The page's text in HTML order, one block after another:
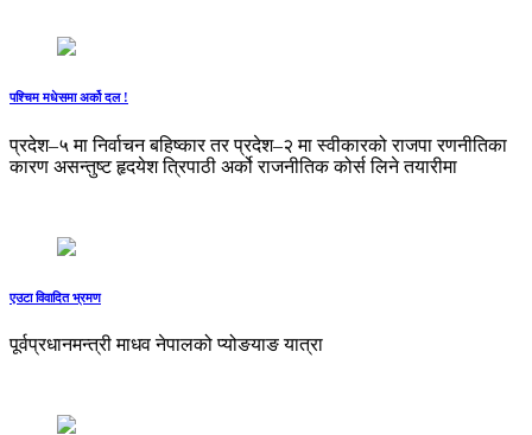
पश्चिम मधेसमा अर्को दल !
प्रदेश–५ मा निर्वाचन बहिष्कार तर प्रदेश–२ मा स्वीकारको राजपा रणनीतिका
कारण असन्तुष्ट हृदयेश त्रिपाठी अर्को राजनीतिक कोर्स लिने तयारीमा
एउटा विवादित भ्रमण
पूर्वप्रधानमन्त्री माधव नेपालको प्योङयाङ यात्रा